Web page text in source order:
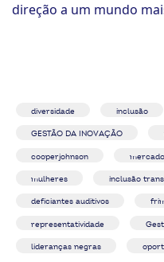
direção a um mundo
diversidade inclusão
GESTÃO DA INOVAÇÃO
cooperjohnson
mulheres inclusão trans
deficiantes auditivos
representatividade
lideranças negras